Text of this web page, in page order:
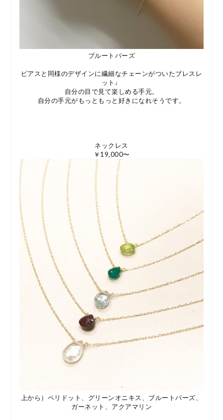
ブルートパーズ
ピアスと同様のデザインに繊細なチェーンがついたブレスレ
ット♩
自分の目で見て楽しめる手元。
自分の手元がもっともっと好きになれそうです。
ネックレス
￥19,000〜
上から）ペリドット、グリーンオニキス、ブルートパーズ、
ガーネット、アクアマリン